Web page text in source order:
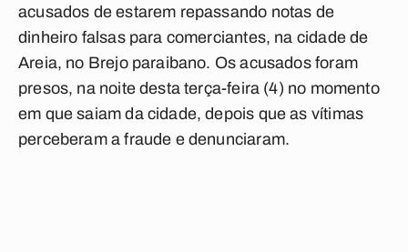
acusados de estarem repassando notas de
dinheiro falsas para comerciantes, na cidade de
Areia, no Brejo paraibano. Os acusados foram
presos, na noite desta terça-feira (4) no momento
em que saiam da cidade, depois que as vítimas
perceberam a fraude e denunciaram.